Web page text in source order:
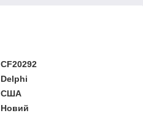
CF20292
Delphi
США
Новий